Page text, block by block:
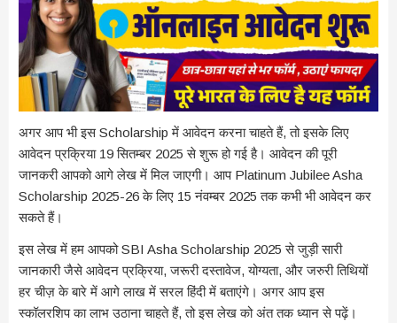
अगर आप भी इस Scholarship में आवेदन करना चाहते हैं, तो इसके लिए
आवेदन प्रक्रिया 19 सितम्बर 2025 से शुरू हो गई है। आवेदन की पूरी
जानकरी आपको आगे लेख में मिल जाएगी। आप Platinum Jubilee Asha
Scholarship 2025-26 के लिए 15 नंवम्बर 2025 तक कभी भी आवेदन कर
सकते हैं।
इस लेख में हम आपको SBI Asha Scholarship 2025 से जुड़ी सारी
जानकारी जैसे आवेदन प्रक्रिया, जरूरी दस्तावेज, योग्यता, और जरुरी तिथियों
हर चीज़ के बारे में आगे लाख में सरल हिंदी में बताएंगे। अगर आप इस
स्कॉलरशिप का लाभ उठाना चाहते हैं, तो इस लेख को अंत तक ध्यान से पढ़ें।